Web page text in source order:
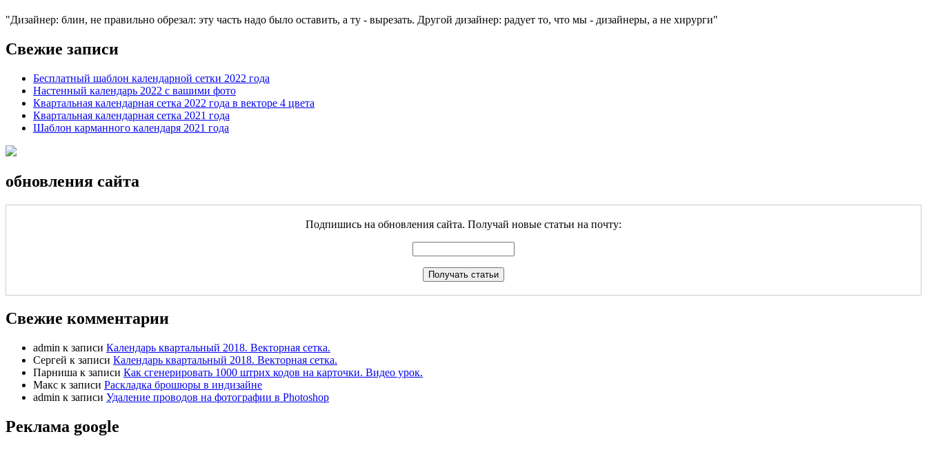
Дизайнер: блин, не правильно обрезал: эту часть надо было оставить, а ту - вырезать. Другой дизайнер: радует то, что мы - дизайнеры, а не хирурги
Свежие записи
Бесплатный шаблон календарной сетки 2022 года
Настенный календарь 2022 с вашими фото
Квартальная календарная сетка 2022 года в векторе 4 цвета
Квартальная календарная сетка 2021 года
Шаблон карманного календаря 2021 года
обновления сайта
Подпишись на обновления сайта. Получай новые статьи на почту:
Свежие комментарии
admin к записи Календарь квартальный 2018. Векторная сетка.
Сергей к записи Календарь квартальный 2018. Векторная сетка.
Парниша к записи Как сгенерировать 1000 штрих кодов на карточки. Видео урок.
Макс к записи Раскладка брошюры в индизайне
admin к записи Удаление проводов на фотографии в Photoshop
Реклама google